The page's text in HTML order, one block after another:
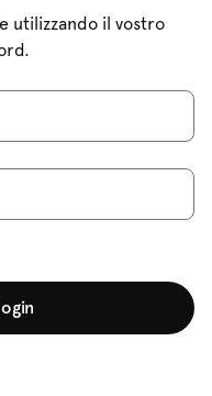
utilizzando il vostro